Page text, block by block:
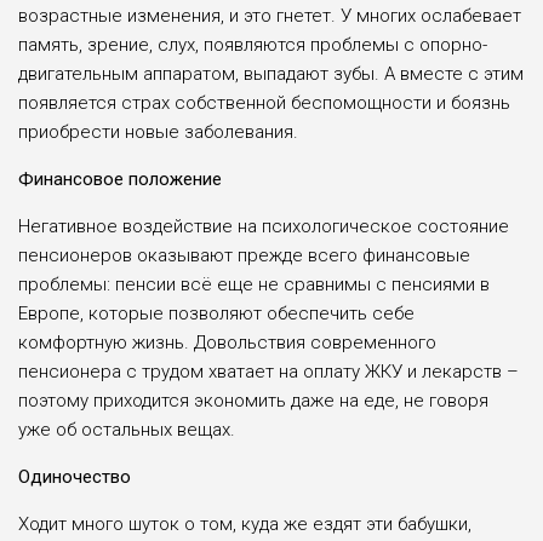
возрастные изменения, и это гнетет. У многих ослабевает
память, зрение, слух, появляются проблемы с опорно-
двигательным аппаратом, выпадают зубы. А вместе с этим
появляется страх собственной беспомощности и боязнь
приобрести новые заболевания.
Финансовое положение
Негативное воздействие на психологическое состояние
пенсионеров оказывают прежде всего финансовые
проблемы: пенсии всё еще не сравнимы с пенсиями в
Европе, которые позволяют обеспечить себе
комфортную жизнь. Довольствия современного
пенсионера с трудом хватает на оплату ЖКУ и лекарств –
поэтому приходится экономить даже на еде, не говоря
уже об остальных вещах.
Одиночество
Ходит много шуток о том, куда же ездят эти бабушки,